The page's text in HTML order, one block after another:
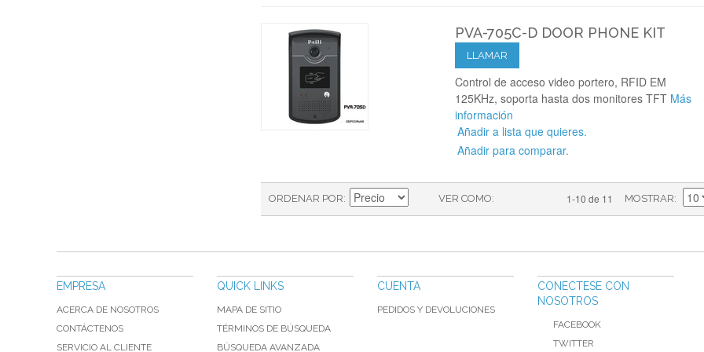
PVA-705C-D DOOR PHONE KIT
LLAMAR
Control de acceso video portero, RFID EM
125KHz, soporta hasta dos monitores TFT Más
información
Añadir a lista que quieres.
Añadir para comparar.
VER COMO
ORDENAR POR 1-10 de 11 MOSTRAR
EMPRESA
ACERCA DE NOSOTROS
CONTÁCTENOS
SERVICIO AL CLIENTE
QUICK LINKS
MAPA DE SITIO
TÉRMINOS DE BÚSQUEDA
BÚSQUEDA AVANZADA
CUENTA
PEDIDOS Y DEVOLUCIONES
CONECTESE CON
NOSOTROS
FACEBOOK
TWITTER